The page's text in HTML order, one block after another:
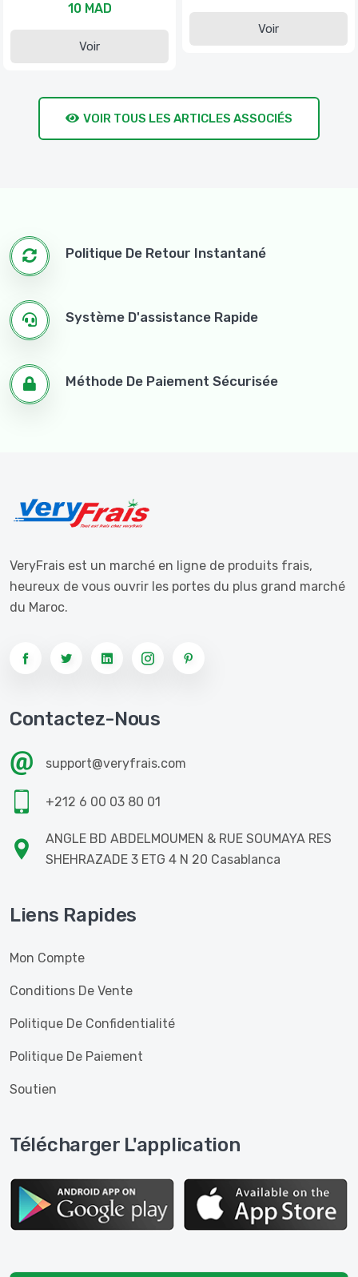
10 MAD
Voir
Voir
VOIR TOUS LES ARTICLES ASSOCIÉS
Politique De Retour Instantané
Système D'assistance Rapide
Méthode De Paiement Sécurisée
VeryFrais est un marché en ligne de produits frais,
heureux de vous ouvrir les portes du plus grand marché
du Maroc.
Contactez-Nous
support@veryfrais.com
+212 6 00 03 80 01
ANGLE BD ABDELMOUMEN & RUE SOUMAYA RES
SHEHRAZADE 3 ETG 4 N 20 Casablanca
Liens Rapides
Mon Compte
Conditions De Vente
Politique De Confidentialité
Politique De Paiement
Soutien
Télécharger L'application